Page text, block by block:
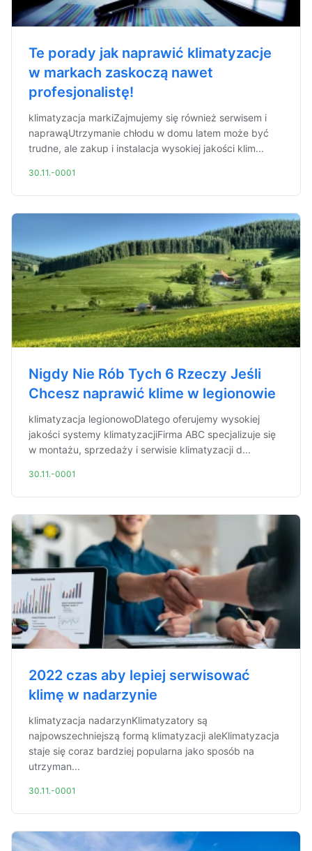
Te porady jak naprawić klimatyzacje
w markach zaskoczą nawet
profesjonalistę!
klimatyzacja markiZajmujemy się również serwisem i
naprawąUtrzymanie chłodu w domu latem może być
trudne, ale zakup i instalacja wysokiej jakości klim...
30.11.-0001
Nigdy Nie Rób Tych 6 Rzeczy Jeśli
Chcesz naprawić klime w legionowie
klimatyzacja legionowoDlatego oferujemy wysokiej
jakości systemy klimatyzacjiFirma ABC specjalizuje się
w montażu, sprzedaży i serwisie klimatyzacji d...
30.11.-0001
2022 czas aby lepiej serwisować
klimę w nadarzynie
klimatyzacja nadarzynKlimatyzatory są
najpowszechniejszą formą klimatyzacji aleKlimatyzacja
staje się coraz bardziej popularna jako sposób na
utrzyman...
30.11.-0001